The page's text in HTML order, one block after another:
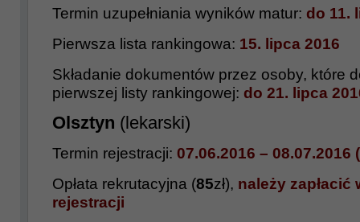
Termin uzupełniania wyników matur: do 11.
Pierwsza lista rankingowa: 15. lipca 2016
Składanie dokumentów przez osoby, które
pierwszej listy rankingowej: do 21. lipca
Olsztyn (lekarski)
Termin rejestracji: 07.06.2016 – 08.07.2016
Opłata rekrutacyjna (85zł), należy zapłacić
rejestracji